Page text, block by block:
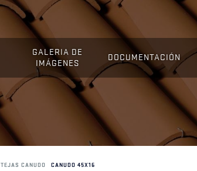
GALERIA DE
IMÁGENES
DOCUMENTACIÓN
TEJAS CANUDO CANUDO 45X16